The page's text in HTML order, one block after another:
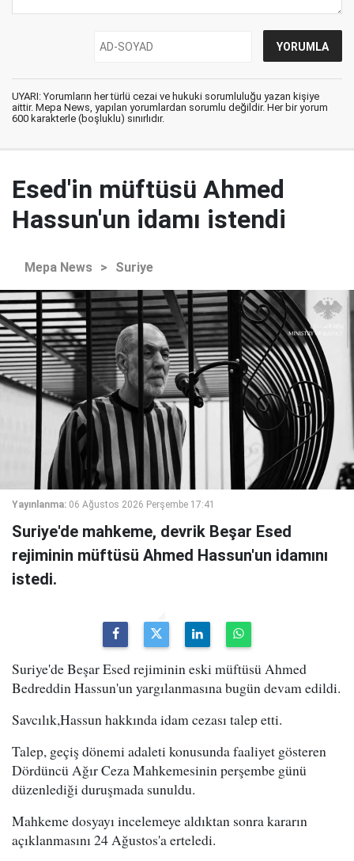
UYARI: Yorumların her türlü cezai ve hukuki sorumluluğu yazan kişiye
aittir. Mepa News, yapılan yorumlardan sorumlu değildir. Her bir yorum
600 karakterle (boşluklu) sınırlıdır.
Esed'in müftüsü Ahmed
Hassun'un idamı istendi
Mepa News > Suriye
Yayınlanma: 06 Ağustos 2026 Perşembe 17:41
Suriye'de mahkeme, devrik Beşar Esed
rejiminin müftüsü Ahmed Hassun'un idamını
istedi.
Suriye'de Beşar Esed rejiminin eski müftüsü Ahmed
Bedreddin Hassun'un yargılanmasına bugün devam edildi.
Savcılık,Hassun hakkında idam cezası talep etti.
Talep, geçiş dönemi adaleti konusunda faaliyet gösteren
Dördüncü Ağır Ceza Mahkemesinin perşembe günü
düzenlediği duruşmada sunuldu.
Mahkeme dosyayı incelemeye aldıktan sonra kararın
açıklanmasını 24 Ağustos'a erteledi.